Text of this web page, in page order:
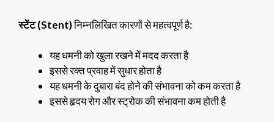
स्टेंट (Stent)निम्नलिखित कारणों से महत्वपूर्ण है:
यह धमनी को खुला रखने में मदद करता है
इससे रक्त प्रवाह में सुधार होता है
यह धमनी के दुबारा बंद होने की संभावना को कम करता है
इससे हृदय रोग और स्ट्रोक की संभावना कम होती है